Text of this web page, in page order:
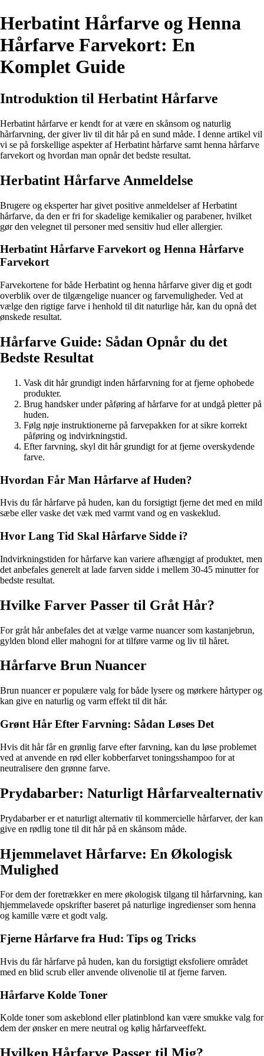
Herbatint Hårfarve og Henna
Hårfarve Farvekort: En
Komplet Guide
Introduktion til Herbatint Hårfarve
Herbatint hårfarve er kendt for at være en skånsom og naturlig
hårfarvning, der giver liv til dit hår på en sund måde. I denne artikel vil
vi se på forskellige aspekter af Herbatint hårfarve samt henna hårfarve
farvekort og hvordan man opnår det bedste resultat.
Herbatint Hårfarve Anmeldelse
Brugere og eksperter har givet positive anmeldelser af Herbatint
hårfarve, da den er fri for skadelige kemikalier og parabener, hvilket
gør den velegnet til personer med sensitiv hud eller allergier.
Herbatint Hårfarve Farvekort og Henna Hårfarve
Farvekort
Farvekortene for både Herbatint og henna hårfarve giver dig et godt
overblik over de tilgængelige nuancer og farvemuligheder. Ved at
vælge den rigtige farve i henhold til dit naturlige hår, kan du opnå det
ønskede resultat.
Hårfarve Guide: Sådan Opnår du det
Bedste Resultat
Vask dit hår grundigt inden hårfarvning for at fjerne ophobede
produkter.
Brug handsker under påføring af hårfarve for at undgå pletter på
huden.
Følg nøje instruktionerne på farvepakken for at sikre korrekt
påføring og indvirkningstid.
Efter farvning, skyl dit hår grundigt for at fjerne overskydende
farve.
Hvordan Får Man Hårfarve af Huden?
Hvis du får hårfarve på huden, kan du forsigtigt fjerne det med en mild
sæbe eller vaske det væk med varmt vand og en vaskeklud.
Hvor Lang Tid Skal Hårfarve Sidde i?
Indvirkningstiden for hårfarve kan variere afhængigt af produktet, men
det anbefales generelt at lade farven sidde i mellem 30-45 minutter for
bedste resultat.
Hvilke Farver Passer til Gråt Hår?
For gråt hår anbefales det at vælge varme nuancer som kastanjebrun,
gylden blond eller mahogni for at tilføre varme og liv til håret.
Hårfarve Brun Nuancer
Brun nuancer er populære valg for både lysere og mørkere hårtyper og
kan give en naturlig og varm effekt til dit hår.
Grønt Hår Efter Farvning: Sådan Løses Det
Hvis dit hår får en grønlig farve efter farvning, kan du løse problemet
ved at anvende en rød eller kobberfarvet toningsshampoo for at
neutralisere den grønne farve.
Prydabarber: Naturligt Hårfarvealternativ
Prydabarber er et naturligt alternativ til kommercielle hårfarver, der kan
give en rødlig tone til dit hår på en skånsom måde.
Hjemmelavet Hårfarve: En Økologisk
Mulighed
For dem der foretrækker en mere økologisk tilgang til hårfarvning, kan
hjemmelavede opskrifter baseret på naturlige ingredienser som henna
og kamille være et godt valg.
Fjerne Hårfarve fra Hud: Tips og Tricks
Hvis du får hårfarve på huden, kan du forsigtigt eksfoliere området
med en blid scrub eller anvende olivenolie til at fjerne farven.
Hårfarve Kolde Toner
Kolde toner som askeblond eller platinblond kan være smukke valg for
dem der ønsker en mere neutral og kølig hårfarveeffekt.